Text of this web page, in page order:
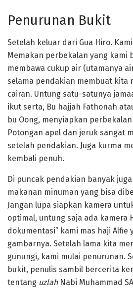
Penurunan Bukit
Setelah keluar dari Gua Hiro.
Memakan perbekalan yang kami
membawa cukup air (utamanya
selama pendakian membuat kita
cairan. Untung satu-satunya
ikut serta, Bu hajjah Fathonah
bu Oong, menyiapkan
Potongan apel dan jeruk sangat
setelah pendakian. Juga kurma
kembali penuh.
Di puncak pendakian banyak
makanan minuman yang bisa
Jangan lupa siapkan kamera
optimal, untung saja ada kamera
dokumentasi” kami mas haji Alfie
gambarnya. Setelah lama kita
gunungi, kami mulai penurunan.
bukit, penulis sambil bercerita
tentang uzlahNabi Muhammad